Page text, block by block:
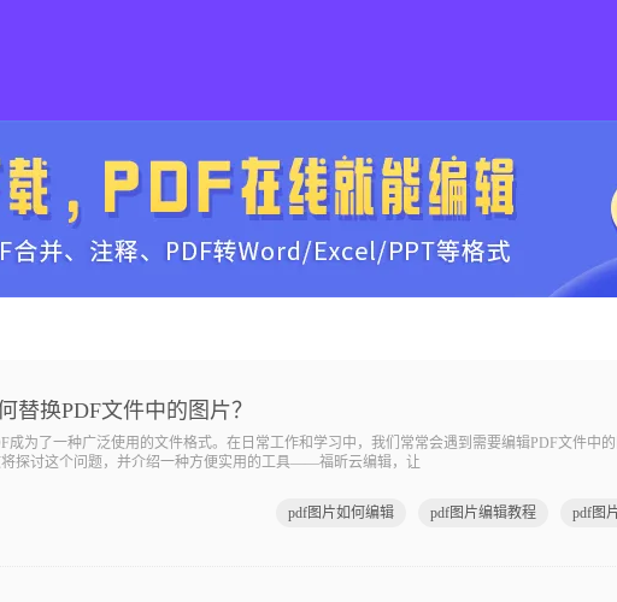
替换PDF文件中的图片？
了一种广泛使用的文件格式。在日常工作和学习中，我们常常会遇到需要编辑PDF文件中的
探讨这个问题，并介绍一种方便实用的工具——福昕云编辑，让
pdf图片如何编辑 pdf图片编辑教程